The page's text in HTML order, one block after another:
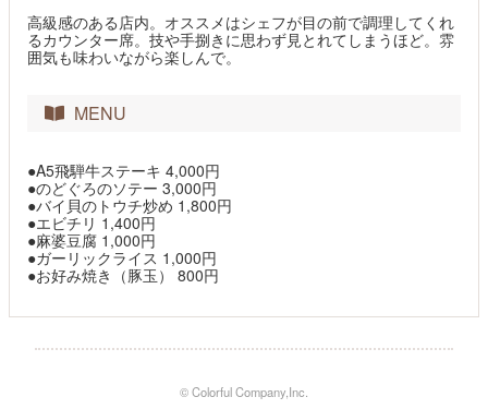
高級感のある店内。オススメはシェフが目の前で調理してくれ
るカウンター席。技や手捌きに思わず見とれてしまうほど。雰
囲気も味わいながら楽しんで。
MENU
●A5飛騨牛ステーキ 4,000円
●のどぐろのソテー 3,000円
●バイ貝のトウチ炒め 1,800円
●エビチリ 1,400円
●麻婆豆腐 1,000円
●ガーリックライス 1,000円
●お好み焼き（豚玉） 800円
© Colorful Company,Inc.